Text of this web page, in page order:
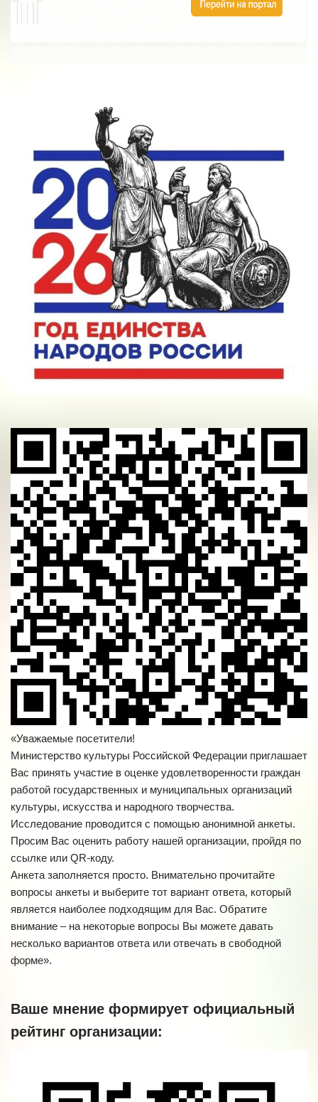
«Уважаемые посетители!
Министерство культуры Российской Федерации приглашает
Вас принять участие в оценке удовлетворенности граждан
работой государственных и муниципальных организаций
культуры, искусства и народного творчества.
Исследование проводится с помощью анонимной анкеты.
Просим Вас оценить работу нашей организации, пройдя по
ссылке или QR-коду.
Анкета заполняется просто. Внимательно прочитайте
вопросы анкеты и выберите тот вариант ответа, который
является наиболее подходящим для Вас. Обратите
внимание – на некоторые вопросы Вы можете давать
несколько вариантов ответа или отвечать в свободной
форме».
Ваше мнение формирует официальный
рейтинг организации: